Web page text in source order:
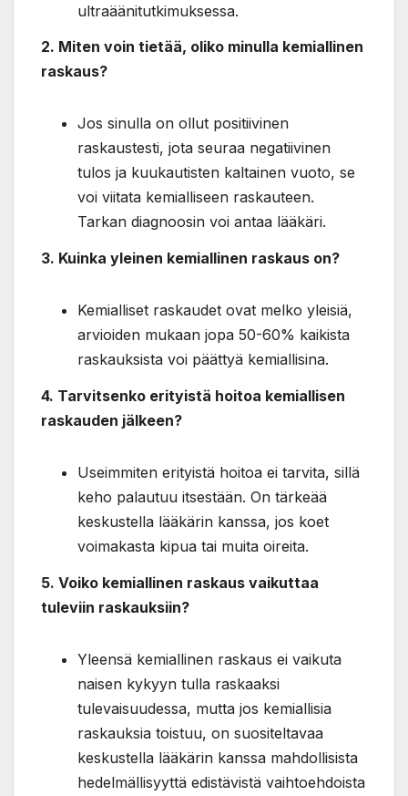
ultraäänitutkimuksessa.
2. Miten voin tietää, oliko minulla kemiallinen
raskaus?
Jos sinulla on ollut positiivinen
raskaustesti, jota seuraa negatiivinen
tulos ja kuukautisten kaltainen vuoto, se
voi viitata kemialliseen raskauteen.
Tarkan diagnoosin voi antaa lääkäri.
3. Kuinka yleinen kemiallinen raskaus on?
Kemialliset raskaudet ovat melko yleisiä,
arvioiden mukaan jopa 50-60% kaikista
raskauksista voi päättyä kemiallisina.
4. Tarvitsenko erityistä hoitoa kemiallisen
raskauden jälkeen?
Useimmiten erityistä hoitoa ei tarvita, sillä
keho palautuu itsestään. On tärkeää
keskustella lääkärin kanssa, jos koet
voimakasta kipua tai muita oireita.
5. Voiko kemiallinen raskaus vaikuttaa
tuleviin raskauksiin?
Yleensä kemiallinen raskaus ei vaikuta
naisen kykyyn tulla raskaaksi
tulevaisuudessa, mutta jos kemiallisia
raskauksia toistuu, on suositeltavaa
keskustella lääkärin kanssa mahdollisista
hedelmällisyyttä edistävistä vaihtoehdoista